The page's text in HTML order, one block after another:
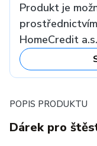
Produkt je
HomeCredit a.s.
POPIS PRODUKTU
Dárek pro